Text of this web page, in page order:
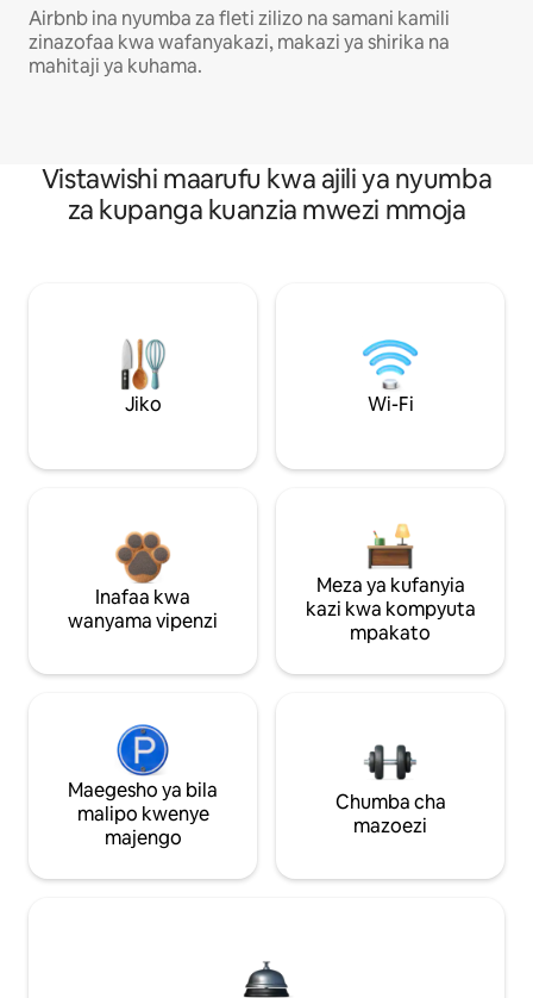
Airbnb ina nyumba za fleti zilizo na samani kamili
zinazofaa kwa wafanyakazi, makazi ya shirika na
mahitaji ya kuhama.
Vistawishi maarufu kwa ajili ya nyumba
za kupanga kuanzia mwezi mmoja
Jiko Wi-Fi
Inafaa kwa
wanyama vipenzi
Meza ya kufanyia
kazi kwa kompyuta
mpakato
Maegesho ya bila
malipo kwenye
majengo
Chumba cha
mazoezi